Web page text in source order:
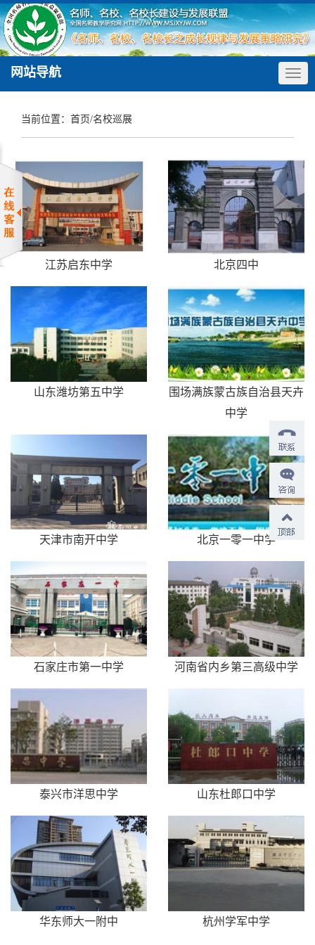
网站导航
当前位置： 首页/名校巡展
江苏启东中学 北京四中
山东潍坊第五中学
围场满族蒙古族自治县天卉
中学
天津市南开中学 北京一零一中学
石家庄市第一中学 河南省内乡第三高级中学
泰兴市洋思中学 山东杜郎口中学
华东师大一附中 杭州学军中学